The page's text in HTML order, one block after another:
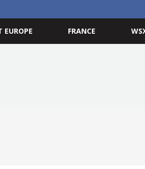
EUROPE FRANCE